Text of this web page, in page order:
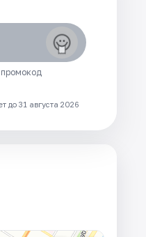
до 31 августа 2026